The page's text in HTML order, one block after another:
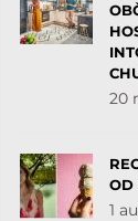
20
OD
1